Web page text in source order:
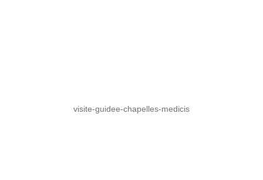
visite-guidee-chapelles-medicis